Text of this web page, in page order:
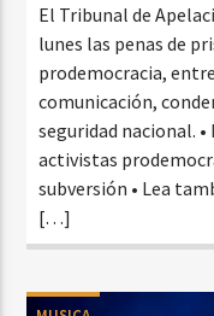
El Tribunal de
lunes las penas de
prodemocracia,
comunicación,
seguridad nacional.
activistas
subversión • Lea
[…]